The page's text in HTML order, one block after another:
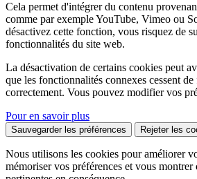
Cela permet d'intégrer du contenu
comme par exemple YouTube, Vimeo ou
désactivez cette fonction, vous risquez de
fonctionnalités du site web.
La désactivation de certains cookies peut
que les fonctionnalités connexes cessent
correctement. Vous pouvez modifier vos
Pour en savoir plus
Sauvegarder les préférences Rejeter les
Nous utilisons les cookies pour améliorer
mémoriser vos préférences et vous